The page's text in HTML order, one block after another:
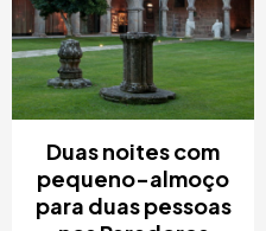
Duas noites com
pequeno-almoço
para duas pessoas